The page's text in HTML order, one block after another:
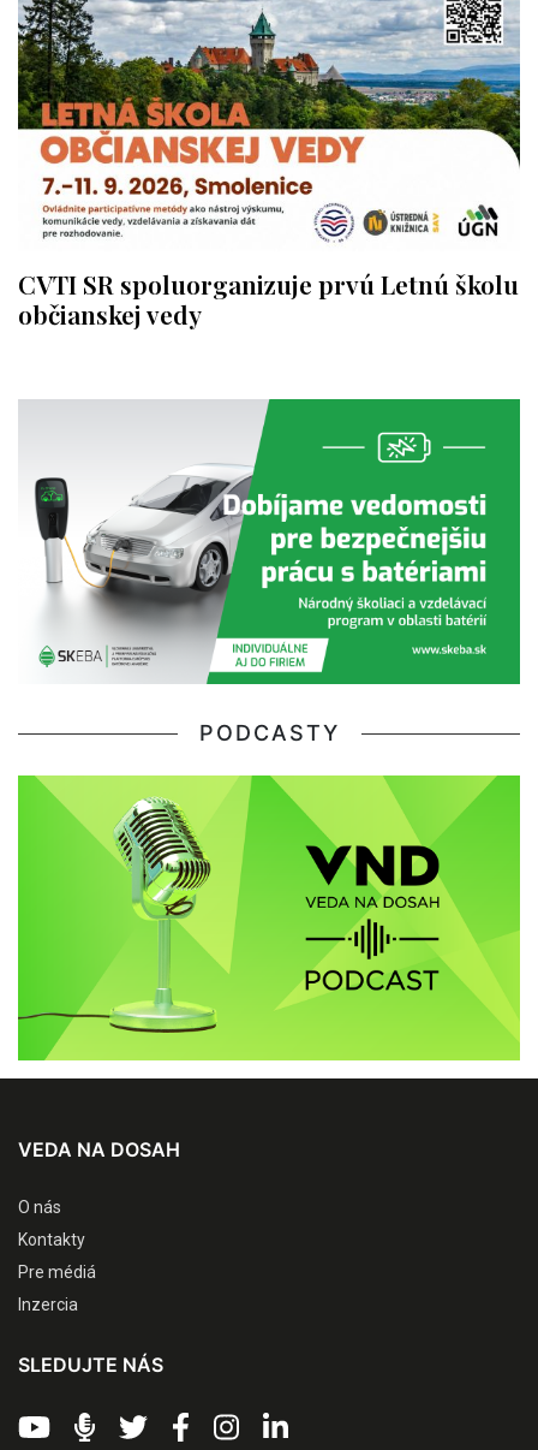
CVTI SR spoluorganizuje prvú Letnú školu
občianskej vedy
PODCASTY
VEDA NA DOSAH
O nás
Kontakty
Pre médiá
Inzercia
SLEDUJTE NÁS